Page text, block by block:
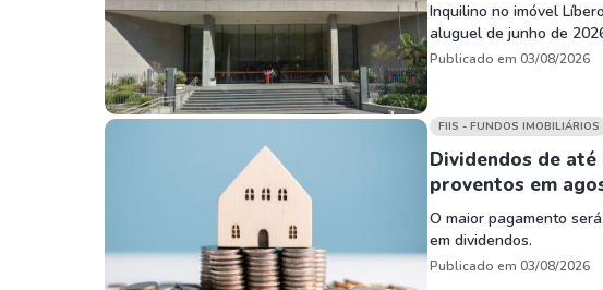
Inquilino no imóvel
aluguel de junho de
Publicado em 03/08/2026
FIIS - FUNDOS IMOBILIÁRIOS
Dividendos de até
proventos em
O maior pagamento
em dividendos.
Publicado em 03/08/2026